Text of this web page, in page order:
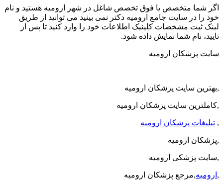
اگر شما متخصص یا فوق تخصص شاغل در شهر ارومیه هستید و نام
خود را در سایت جامع ارومیه دکتر نمی بینید می توانید از طریق
لینک ثبت مشخصات کلینیک اطلاعات خود را وارد کنید تا پس از
تایید، نام شما نمایش داده شود.
سایت پزشکان ارومیه
,بهترین سایت پزشکان ارومیه
,کاملترین سایت پزشکان ارومیه
تبلیغات پزشکان ارومیه
,پزشکان ارومیه
,سایت پزشکی ارومیه
ارومیه,مرجع پزشکان ارومیه